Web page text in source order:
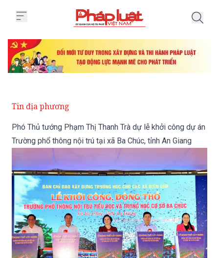
Tin địa phương
Phó Thủ tướng Phạm Thị Thanh Trà dự lễ khởi công dự án
Trường phổ thông nội trú tại xã Ba Chúc, tỉnh An Giang